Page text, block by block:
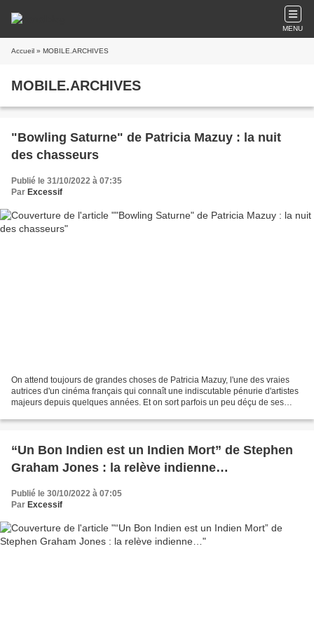
MENU
Accueil » MOBILE.ARCHIVES
MOBILE.ARCHIVES
"Bowling Saturne" de Patricia Mazuy : la nuit
des chasseurs
Publié le 31/10/2022 à 07:35
Par Excessif
On attend toujours de grandes choses de Patricia Mazuy, l'une des vraies
autrices d'un cinéma français qui connaît une indiscutable pénurie d'artistes
majeurs depuis quelques années. Et on sort parfois un peu déçu de ses
“Un Bon Indien est un Indien Mort” de Stephen
Graham Jones : la relève indienne…
Publié le 30/10/2022 à 07:05
Par Excessif